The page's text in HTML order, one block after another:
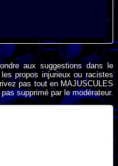
aux suggestions dans le
propos injurieux ou racistes
pas tout en MAJUSCULES
supprimé par le modérateur.